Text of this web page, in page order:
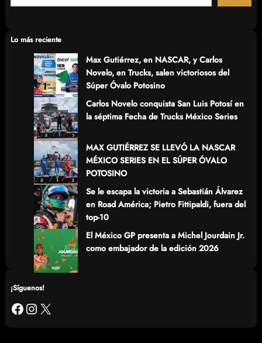
a
cLo más reciente
Max Gutiérrez, en NASCAR, y Carlos
Novelo, en Trucks, salen victoriosos del
Súper Óvalo Potosino
Carlos Novelo conquista San Luis Potosí en
la séptima Fecha de Trucks México Series
MAX GUTIÉRREZ SE LLEVÓ LA NASCAR
MÉXICO SERIES EN EL SÚPER ÓVALO
POTOSINO
Se le escapa la victoria a Sebastián Álvarez
en Road América; Pietro Fittipaldi, fuera del
top-10
El México GP presenta a Michel Jourdain Jr.
como embajador de la edición 2026
¡Síguenos!
Facebook Instagram X